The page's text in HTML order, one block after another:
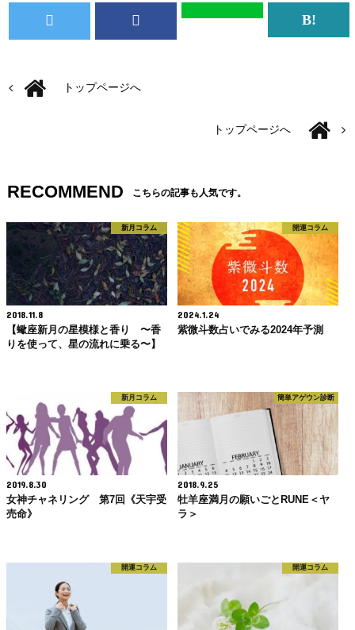
トップページへ
トップページへ
RECOMMEND こちらの記事も人気です。
新月コラム
2018.11.8
【蠍座新月の星模様と香り 〜香
りを使って、星の流れに乗る〜】
開運コラム
2024.1.24
紫微斗数占いでみる2024年予測
新月コラム
2019.8.30
女神チャネリング 第7回《天宇受
売命》
簡単アゲウン診断
2018.9.25
牡羊座満月の願いごとRUNE＜ヤ
ラ＞
開運コラム 開運コラム